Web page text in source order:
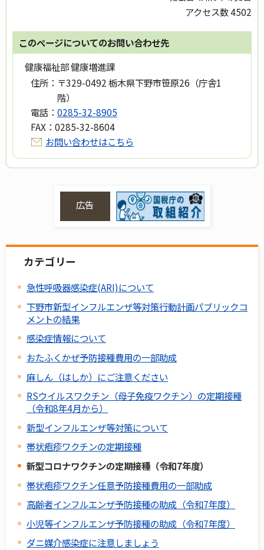
アクセス数4502
このページについてのお問い合わせ先
健康福祉部 健康増進課
住所： 〒329-0492 栃木県下野市笹原26（庁舎1
階）
電話： 0285-32-8905
FAX： 0285-32-8604
お問い合わせはこちら
広告
カテゴリー
急性呼吸器感染症(ARI)について
下野市新型インフルエンザ等対策行動計画パブリックコ
メントの結果
感染症情報について
おたふくかぜ予防接種費用の一部助成
麻しん（はしか）にご注意ください
RSウイルスワクチン（母子免疫ワクチン）の定期接種
（令和8年4月から）
新型インフルエンザ等対策について
帯状疱疹ワクチンの定期接種
新型コロナワクチンの定期接種（令和7年度）
帯状疱疹ワクチン任意予防接種費用の一部助成
高齢者インフルエンザ予防接種の助成（令和7年度）
小児等インフルエンザ予防接種の助成（令和7年度）
ダニ媒介感染症に注意しましょう